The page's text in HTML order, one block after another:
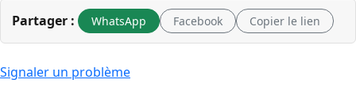
Partager : WhatsApp Facebook Copier le lien
Signaler un problème